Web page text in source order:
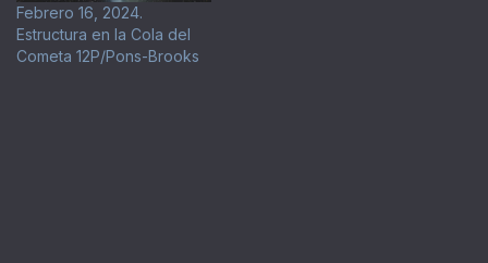
Febrero 16, 2024.
Estructura en la Cola del
Cometa 12P/Pons-Brooks